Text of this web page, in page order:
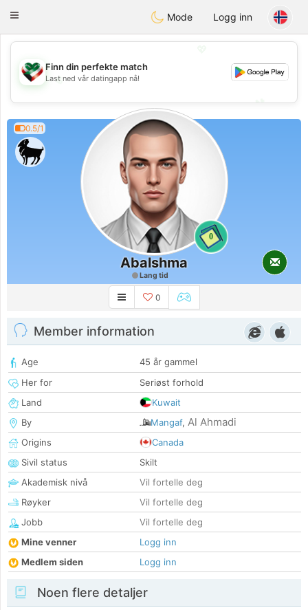
KuwaitChat
Toggle
Mode Logg inn
💖
💕
💕
Finn din perfekte match
Last ned vår datingapp nå!
0.5/1
0
Abalshma
Lang tid
0
Member information
Age
45 år gammel
Her for
Seriøst forhold
Land
Kuwait
By
Mangaf, Al Ahmadi
Origins
Canada
Sivil status
Skilt
Akademisk nivå
Vil fortelle deg
Røyker
Vil fortelle deg
Jobb
Vil fortelle deg
Mine venner
Logg inn
Medlem siden
Logg inn
Noen flere detaljer